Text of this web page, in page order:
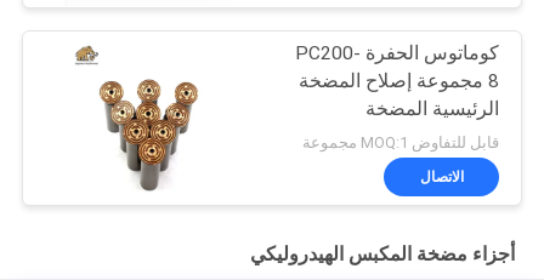
كوماتوس الحفرة PC200-
8 مجموعة إصلاح المضخة
الرئيسية المضخة
الهيدروليكية جزء مضخة
البستون صيانة خدمات
إصلاح
قابل للتفاوض MOQ:1 مجموعة
الاتصال
أجزاء مضخة المكبس الهيدروليكي